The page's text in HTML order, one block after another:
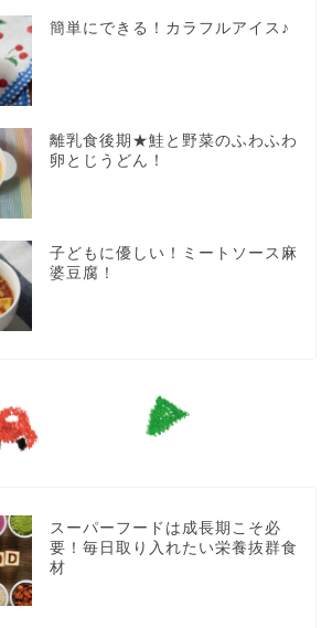
簡単にできる！カラフルアイス♪
離乳食後期★鮭と野菜のふわふわ
卵とじうどん！
子どもに優しい！ミートソース麻
婆豆腐！
スーパーフードは成長期こそ必
要！毎日取り入れたい栄養抜群食
材